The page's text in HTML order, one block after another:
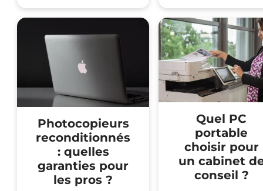
responsable
?
Photocopieurs
reconditionnés
: quelles
garanties pour
les pros ?
Quel PC
portable
choisir pour
un cabinet
conseil ?